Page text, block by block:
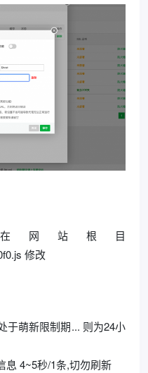
网站根目
修改
于萌新限制期... 则为24小
息 4~5秒/1条,切勿刷新